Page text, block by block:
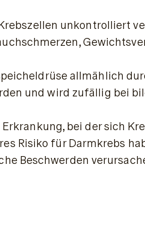
unkontrolliert
allmählich
und wird zufällig
bei der sich
Risiko für Darmkrebs
Beschwerden